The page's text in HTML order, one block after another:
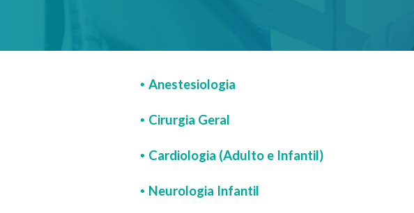
•Anestesiologia
• Cirurgia Geral
• Cardiologia (Adulto e Infantil)
• Neurologia Infantil